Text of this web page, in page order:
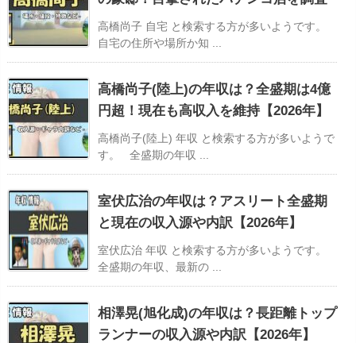
高橋尚子 自宅 と検索する方が多いようです。
自宅の住所や場所か知 ...
高橋尚子(陸上)の年収は？全盛期は4億
円超！現在も高収入を維持【2026年】
高橋尚子(陸上) 年収 と検索する方が多いようで
す。 全盛期の年収 ...
室伏広治の年収は？アスリート全盛期
と現在の収入源や内訳【2026年】
室伏広治 年収 と検索する方が多いようです。
全盛期の年収、最新の ...
相澤晃(旭化成)の年収は？長距離トップ
ランナーの収入源や内訳【2026年】